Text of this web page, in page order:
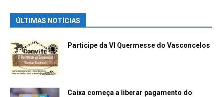
ÚLTIMAS NOTÍCIAS
Participe da VI Quermesse do Vasconcelos
Caixa começa a liberar pagamento do